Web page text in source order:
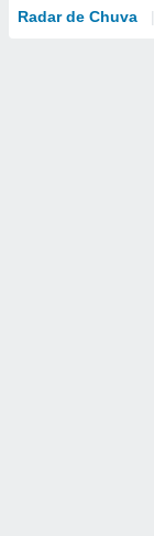
Radar de Chuva